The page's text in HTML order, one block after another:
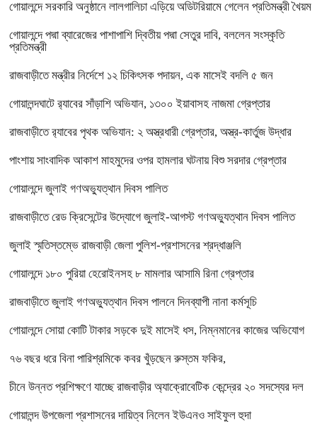
গোয়ালন্দে সরকারি অনুষ্ঠানে লালগালিচা এড়িয়ে অডিটরিয়ামে গেলেন প্রতিমন্ত্রী খৈয়ম
গোয়ালন্দে পদ্মা ব্যারেজের পাশাপাশি দ্বিতীয় পদ্মা সেতুর দাবি, বললেন সংস্কৃতি
প্রতিমন্ত্রী
রাজবাড়ীতে মন্ত্রীর নির্দেশে ১২ চিকিৎসক পদায়ন, এক মাসেই বদলি ৫ জন
গোয়ালন্দঘাটে র‌্যাবের সাঁড়াশি অভিযান, ১৩০০ ইয়াবাসহ নাজমা গ্রেপ্তার
রাজবাড়ীতে র‌্যাবের পৃথক অভিযান: ২ অস্ত্রধারী গ্রেপ্তার, অস্ত্র-কার্তুজ উদ্ধার
পাংশায় সাংবাদিক আকাশ মাহমুদের ওপর হামলার ঘটনায় বিশু সরদার গ্রেপ্তার
গোয়ালন্দে জুলাই গণঅভ্যুত্থান দিবস পালিত
রাজবাড়ীতে রেড ক্রিসেন্টের উদ্যোগে জুলাই-আগস্ট গণঅভ্যুত্থান দিবস পালিত
জুলাই স্মৃতিস্তম্ভে রাজবাড়ী জেলা পুলিশ-প্রশাসনের শ্রদ্ধাঞ্জলি
গোয়ালন্দে ১৮০ পুরিয়া হেরোইনসহ ৮ মামলার আসামি রিনা গ্রেপ্তার
রাজবাড়ীতে জুলাই গণঅভ্যুত্থান দিবস পালনে দিনব্যাপী নানা কর্মসূচি
গোয়ালন্দে সোয়া কোটি টাকার সড়কে দুই মাসেই ধস, নিম্নমানের কাজের অভিযোগ
৭৬ বছর ধরে বিনা পারিশ্রমিকে কবর খুঁড়ছেন রুস্তম ফকির,
চীনে উন্নত প্রশিক্ষণে যাচ্ছে রাজবাড়ীর অ্যাক্রোবেটিক কেন্দ্রের ২০ সদস্যের দল
গোয়ালন্দ উপজেলা প্রশাসনের দায়িত্ব নিলেন ইউএনও সাইফুল হুদা